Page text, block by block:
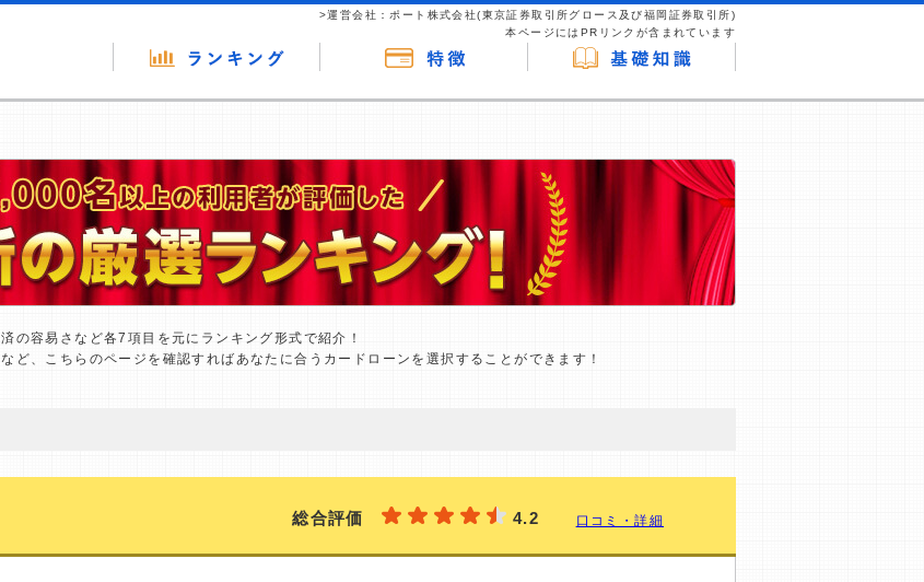
>運営会社：ポート株式会社(東京証券取引所グロース及び福岡証券取引所)
本ページにはPRリンクが含まれています
の容易さなど各7項目を元にランキング形式で紹介！
ど、こちらのページを確認すればあなたに合うカードローンを選択することができます！
益モデルです。 ただし、特定の商品を根拠なくPRするものではなく、当編集部の調査／ユーザーへの口コ
ています。
総合評価 4.2 口コミ・詳細